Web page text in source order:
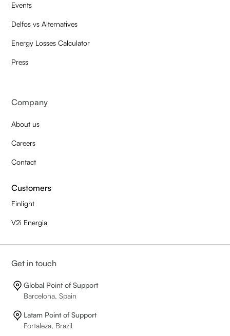
Events
Delfos vs Alternatives
Energy Losses Calculator
Press
Company
About us
Careers
Contact
Customers
Finlight
V2i Energia
Get in touch
Global Point of Support
Barcelona, Spain
Latam Point of Support
Fortaleza, Brazil